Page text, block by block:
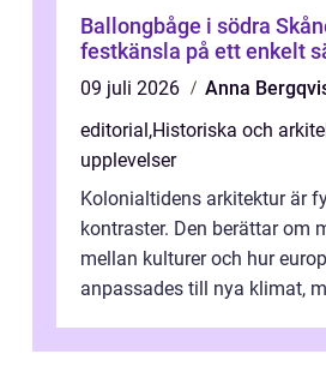
Ballongbåge i södra
festkänsla på ett enkelt
09 juli 2026
Anna
editorial,Historiska och
upplevelser
Kolonialtidens arkitektur är
kontraster. Den berättar om
mellan kulturer och hur
anpassades till nya klimat,